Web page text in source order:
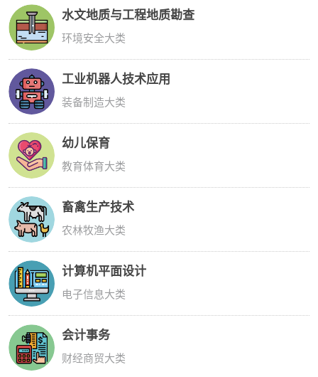
水文地质与工程地质勘查
环境安全大类
工业机器人技术应用
装备制造大类
幼儿保育
教育体育大类
畜禽生产技术
农林牧渔大类
计算机平面设计
电子信息大类
会计事务
财经商贸大类